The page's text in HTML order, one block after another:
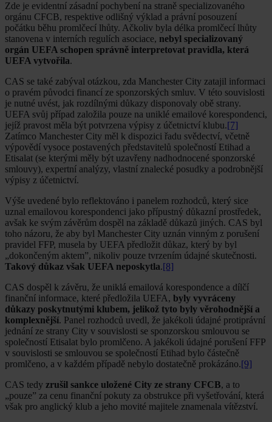
Zde je evidentní zásadní pochybení na straně specializovaného
orgánu CFCB, respektive odlišný výklad a právní posouzení
počátku běhu promlčecí lhůty. Ačkoliv byla délka promlčecí lhůty
stanovena v interních regulích asociace, nebyl specializovaný
orgán UEFA schopen správně interpretovat pravidla, která
UEFA vytvořila.
CAS se také zabýval otázkou, zda Manchester City zatajil informaci
o pravém původci financí ze sponzorských smluv. V této souvislosti
je nutné uvést, jak rozdílnými důkazy disponovaly obě strany.
UEFA svůj případ založila pouze na uniklé emailové korespondenci,
jejíž pravost měla být potvrzena výpisy z účetnictví klubu.[7]
Zatímco Manchester City měl k dispozici řadu svědectví, včetně
výpovědí vysoce postavených představitelů společností Etihad a
Etisalat (se kterými měly být uzavřeny nadhodnocené sponzorské
smlouvy), expertní analýzy, vlastní znalecké posudky a podrobnější
výpisy z účetnictví.
Výše uvedené bylo reflektováno i panelem rozhodců, který sice
uznal emailovou korespondenci jako přípustný důkazní prostředek,
avšak ke svým závěrům dospěl na základě důkazů jiných. CAS byl
toho názoru, že aby byl Manchester City uznán vinným z porušení
pravidel FFP, musela by UEFA předložit důkaz, který by byl
„dokončeným aktem”, nikoliv pouze tvrzením údajné skutečnosti.
Takový důkaz však UEFA neposkytla.[8]
CAS dospěl k závěru, že uniklá emailová korespondence a dílčí
finanční informace, které předložila UEFA, byly vyvráceny
důkazy poskytnutými klubem, jelikož tyto byly věrohodnější a
komplexnější. Panel rozhodců uvedl, že jakékoli údajné protiprávní
jednání ze strany City v souvislosti se sponzorskou smlouvou se
společností Etisalat bylo promlčeno. A jakékoli údajné porušení FFP
v souvislosti se smlouvou se společností Etihad bylo částečně
promlčeno, a v každém případě nebylo dostatečně prokázáno.[9]
CAS tedy zrušil sankce uložené City ze strany CFCB, a to
„pouze” za cenu finanční pokuty za obstrukce při vyšetřování, která
však pro anglický klub a jeho movité majitele znamenala vítězství.